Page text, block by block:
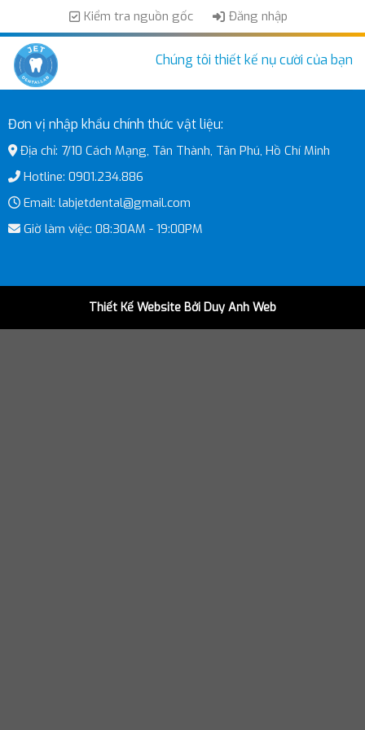
to
content
Kiểm tra nguồn gốc Đăng nhập
Chúng tôi thiết kế nụ cười của bạn
Đơn vị nhập khẩu chính thức vật liệu:
Địa chỉ: 7/10 Cách Mạng, Tân Thành, Tân Phú, Hồ Chí Minh
Hotline: 0901.234.886
Email: labjetdental@gmail.com
Giờ làm việc: 08:30AM - 19:00PM
Thiết Kế Website Bởi Duy Anh Web